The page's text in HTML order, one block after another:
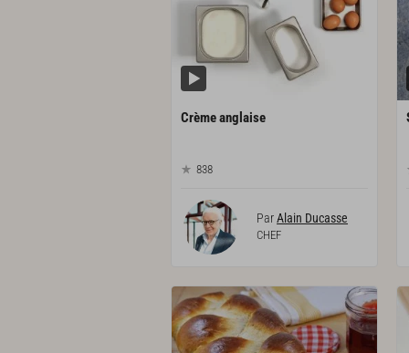
Crèmeanglaise
838
ParAlain Ducasse
CHEF